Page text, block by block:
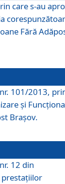
care s-au
Fără
101/2013,
şi
Braşov.
12 din